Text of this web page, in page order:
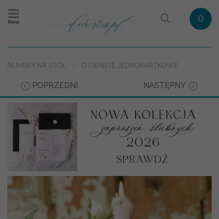
Menu 0
NUMERY NA STÓŁ OTWARTE JEDNOKARTKOWE
POPRZEDNI NASTĘPNY